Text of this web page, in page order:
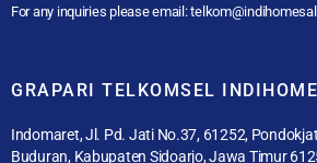
For any inquiries please email:
GRAPARI TELKOMSEL
Indomaret, Jl. Pd. Jati No.37, 61252,
Buduran, Kabupaten Sidoarjo, Jawa Timur